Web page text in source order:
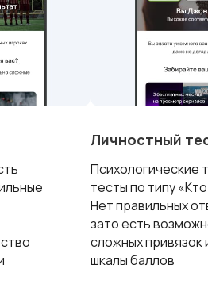
Личностный
Психологические
тесты по типу
Нет правильных
зато есть
сложных привязок
шкалы баллов